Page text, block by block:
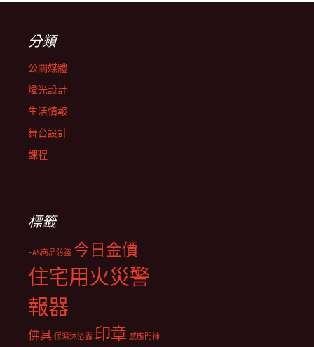
分類
公關媒體
燈光設計
生活情報
舞台設計
課程
標籤
EAS商品防盜 今日金價
住宅用火災警
報器
佛具 保濕沐浴露 印章 感應門神